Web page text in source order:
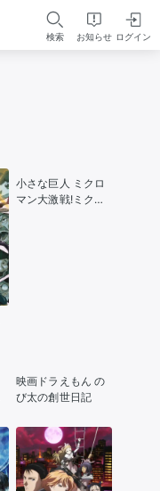
検索 お知らせ ログイン
小さな巨人 ミクロ
マン大激戦!ミクロ
映画ドラえもん の
び太の創世日記